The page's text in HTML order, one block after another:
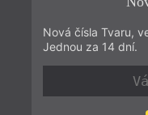
Nová čísla Tvaru,
Jednou za 14 dní.